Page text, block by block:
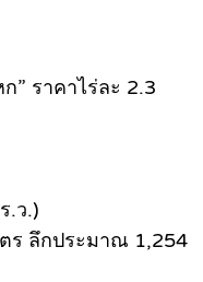
” ราคาไร่ละ 2.3
.ว.)
ร ลึกประมาณ 1,254